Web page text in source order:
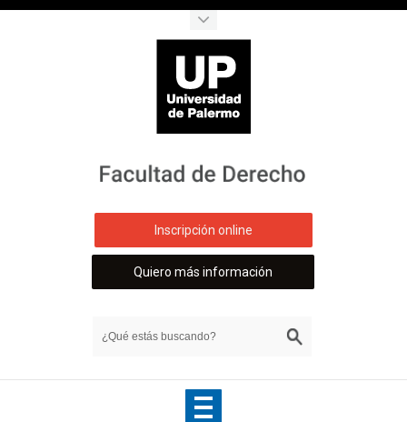
Inscripción online
Quiero más información